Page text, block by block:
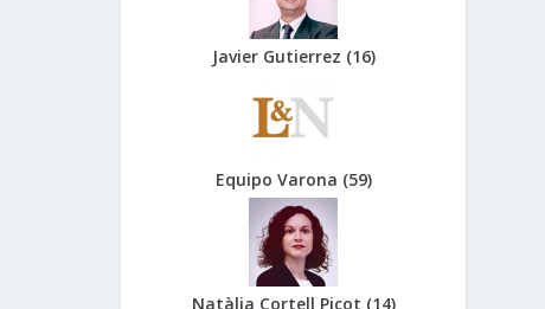
Javier Gutierrez (16)
Equipo Varona (59)
Natàlia Cortell Picot (14)